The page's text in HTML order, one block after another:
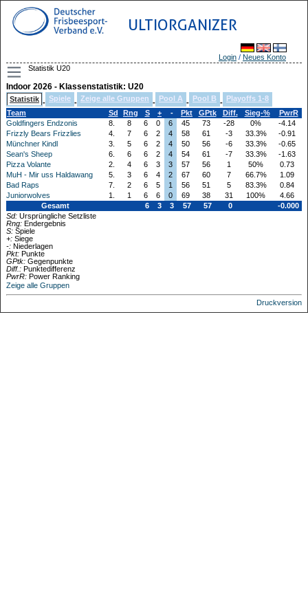
ULTIORGANIZER
Login / Neues Konto
Statistik U20
Indoor 2026 - Klassenstatistik: U20
Statistik - Spiele - Zeige alle Gruppen - Pool A - Pool B - Playoffs 1-8
Team
Sd Rng S + - Pkt GPtk Diff. Sieg-%
PwrR
Goldfingers Endzonis
8. 8 6 0 6 45 73 -28 0%
-4.14
Frizzly Bears Frizzlies
4. 7 6 2 4 58 61 -3 33.3%
-0.91
Münchner Kindl
3. 5 6 2 4 50 56 -6 33.3%
-0.65
Sean's Sheep
6. 6 6 2 4 54 61 -7 33.3%
-1.63
Pizza Volante
2. 4 6 3 3 57 56 1 50%
0.73
MuH - Mir uss Haldawang
5. 3 6 4 2 67 60 7 66.7%
1.09
Bad Raps
7. 2 6 5 1 56 51 5 83.3%
0.84
Juniorwolves
1. 1 6 6 0 69 38 31 100%
4.66
Gesamt
6 3 3 57 57 0
-0.000
Sd: Ursprüngliche Setzliste
Rng: Endergebnis
S: Spiele
+: Siege
-: Niederlagen
Pkt: Punkte
GPtk: Gegenpunkte
Diff.: Punktedifferenz
PwrR: Power Ranking
Zeige alle Gruppen
Druckversion